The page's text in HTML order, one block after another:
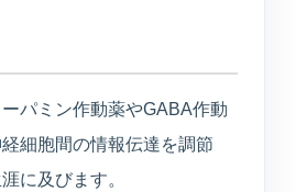
パミン作動薬やGABA作動
細胞間の情報伝達を調節
に及びます。